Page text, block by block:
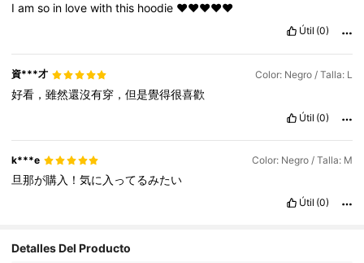
Iamso in lovewiththis hoodie ♥️♥️♥️♥️♥️
Útil (0)
資***才 Color: Negro / Talla: L
好看，雖然還沒有穿，但是覺得很喜歡
Útil (0)
k***e Color: Negro / Talla: M
旦那が購入！気に入ってるみたい
Útil (0)
Detalles Del Producto